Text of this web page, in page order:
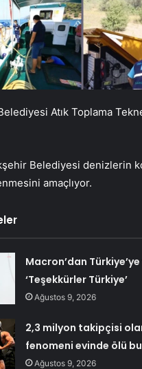
Atık Toplama Tekne
Belediyesi denizlerin
amaçlıyor.
Macron’dan
‘Teşekkürler Türkiye’
Ağustos 9, 2026
2,3 milyon takipçisi
fenomeni evinde ölü
Ağustos 9, 2026